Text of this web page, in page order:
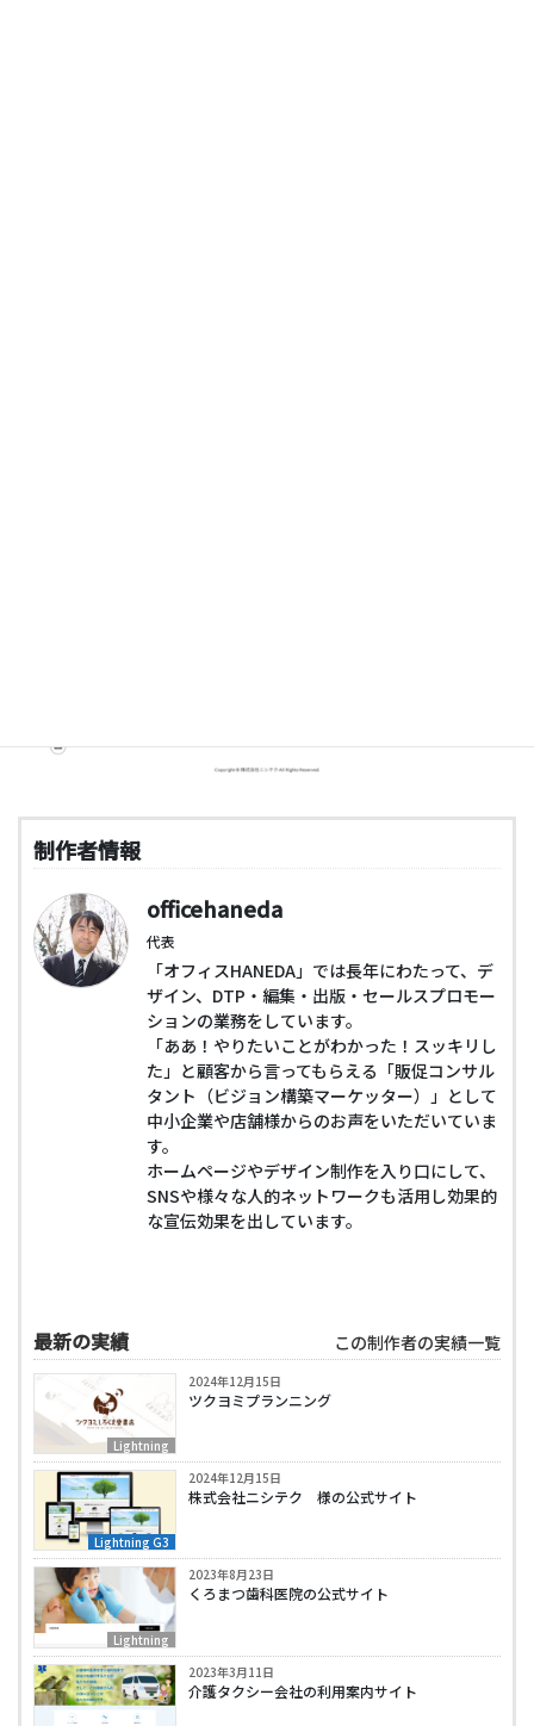
制作者情報
officehaneda
代表
「オフィスHANEDA」では長年にわたって、デ
ザイン、DTP・編集・出版・セールスプロモー
ションの業務をしています。
「ああ！やりたいことがわかった！スッキリし
た」と顧客から言ってもらえる「販促コンサル
タント（ビジョン構築マーケッター）」として
中小企業や店舗様からのお声をいただいていま
す。
ホームページやデザイン制作を入り口にして、
SNSや様々な人的ネットワークも活用し効果的
な宣伝効果を出しています。
最新の実績 この制作者の実績一覧
Lightning
2024年12月15日
ツクヨミプランニング
Lightning G3
2024年12月15日
株式会社ニシテク 様の公式サイト
Lightning
2023年8月23日
くろまつ歯科医院の公式サイト
2023年3月11日
介護タクシー会社の利用案内サイト